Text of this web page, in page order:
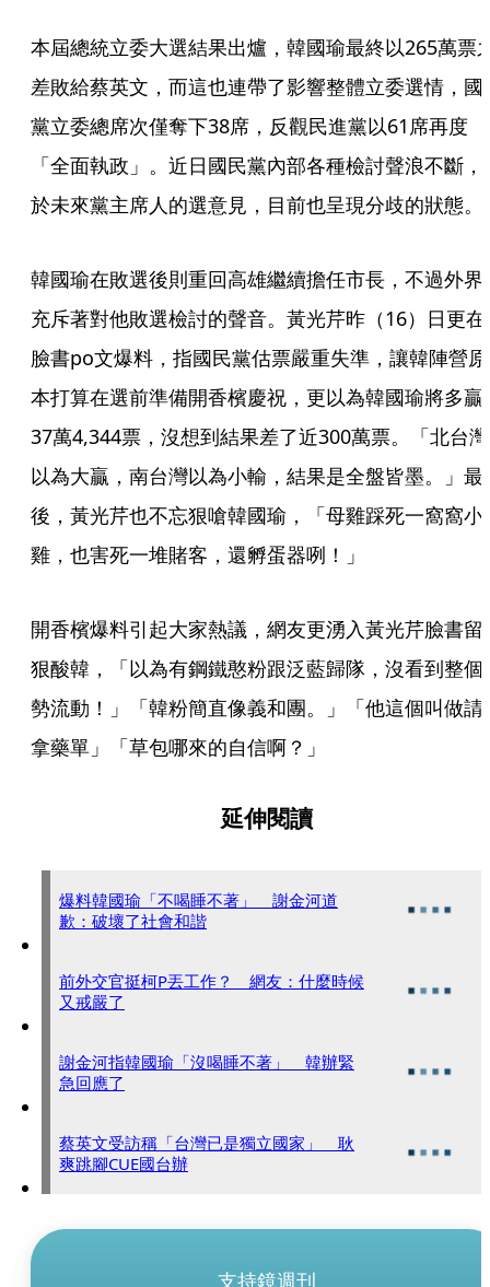
本屆總統立委大選結果出爐，韓國瑜最終以265萬票
差敗給蔡英文，而這也連帶了影響整體立委選情，國
黨立委總席次僅奪下38席，反觀民進黨以61席再度
「全面執政」。近日國民黨內部各種檢討聲浪不斷，
於未來黨主席人的選意見，目前也呈現分歧的狀態。
韓國瑜在敗選後則重回高雄繼續擔任市長，不過外界
充斥著對他敗選檢討的聲音。黃光芹昨（16）日更在
臉書po文爆料，指國民黨估票嚴重失準，讓韓陣營原
本打算在選前準備開香檳慶祝，更以為韓國瑜將多贏
37萬4,344票，沒想到結果差了近300萬票。「北台灣
以為大贏，南台灣以為小輸，結果是全盤皆墨。」最
後，黃光芹也不忘狠嗆韓國瑜，「母雞踩死一窩窩小
雞，也害死一堆賭客，還孵蛋器咧！」
開香檳爆料引起大家熱議，網友更湧入黃光芹臉書留
狠酸韓，「以為有鋼鐵憨粉跟泛藍歸隊，沒看到整個
勢流動！」「韓粉簡直像義和團。」「他這個叫做請
拿藥單」「草包哪來的自信啊？」
延伸閱讀
爆料韓國瑜「不喝睡不著」 謝金河道
歉：破壞了社會和諧
前外交官挺柯P丟工作？ 網友：什麼時候
又戒嚴了
謝金河指韓國瑜「沒喝睡不著」 韓辦緊
急回應了
蔡英文受訪稱「台灣已是獨立國家」 耿
爽跳腳CUE國台辦
支持鏡週刊